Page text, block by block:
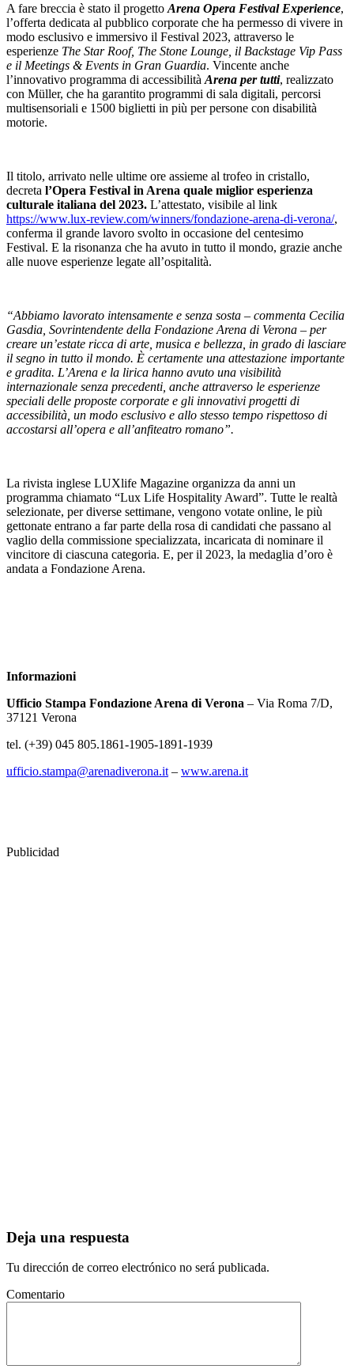
A fare breccia è stato il progetto Arena Opera Festival Experience,
l’offerta dedicata al pubblico corporate che ha permesso di vivere in
modo esclusivo e immersivo il Festival 2023, attraverso le
esperienze The Star Roof, The Stone Lounge, il Backstage Vip Pass
e il Meetings & Events in Gran Guardia. Vincente anche
l’innovativo programma di accessibilità Arena per tutti, realizzato
con Müller, che ha garantito programmi di sala digitali, percorsi
multisensoriali e 1500 biglietti in più per persone con disabilità
motorie.
Il titolo, arrivato nelle ultime ore assieme al trofeo in cristallo,
decreta l’Opera Festival in Arena quale miglior esperienza
culturale italiana del 2023. L’attestato, visibile al link
https://www.lux-review.com/winners/fondazione-arena-di-verona/,
conferma il grande lavoro svolto in occasione del centesimo
Festival. E la risonanza che ha avuto in tutto il mondo, grazie anche
alle nuove esperienze legate all’ospitalità.
“Abbiamo lavorato intensamente e senza sosta – commenta Cecilia
Gasdia, Sovrintendente della Fondazione Arena di Verona – per
creare un’estate ricca di arte, musica e bellezza in grado di lasciare
il segno in tutto il mondo. È certamente una attestazione importante
e gradita. L’Arena e la lirica hanno avuto una visibilità
internazionale senza precedenti, anche attraverso le esperienze
speciali delle proposte corporate e gli innovativi progetti di
accessibilità , un modo esclusivo e allo stesso tempo rispettoso di
accostarsi all’opera e all’anfiteatro romano”.
La rivista inglese LUXlife Magazine organizza da anni un
programma chiamato “Lux Life Hospitality Award”. Tutte le realtà
selezionate, per diverse settimane, vengono votate online, le più
gettonate entrano a far parte della rosa di candidati che passano al
vaglio della commissione specializzata, incaricata di nominare il
vincitore di ciascuna categoria. E, per il 2023, la medaglia d’oro è
andata a Fondazione Arena.
Informazioni
Ufficio Stampa Fondazione Arena di Verona – Via Roma 7/D,
37121 Verona
tel. (+39) 045 805.1861-1905-1891-1939
ufficio.stampa@arenadiverona.it – www.arena.it
Publicidad
Deja una respuesta
Tu dirección de correo electrónico no será publicada.
Comentario